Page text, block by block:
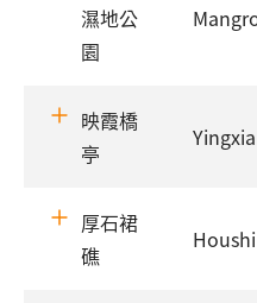
濕地公
園
映霞橋
亭
厚石裙
礁